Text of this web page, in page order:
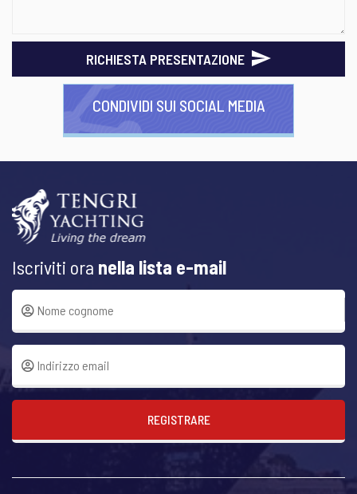
RICHIESTA PRESENTAZIONE
CONDIVIDI SUI SOCIAL MEDIA
Iscriviti ora nella lista e-mail
REGISTRARE